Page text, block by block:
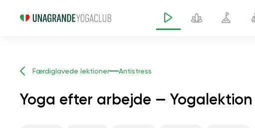
Færdiglavede lektioner Antistress
Yoga efter arbejde —